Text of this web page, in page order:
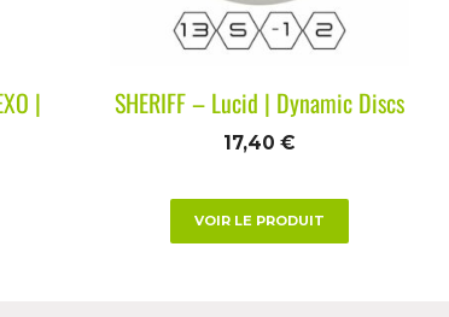
|
SHERIFF – Lucid | Dynamic Discs
17,40€
VOIR LE PRODUIT